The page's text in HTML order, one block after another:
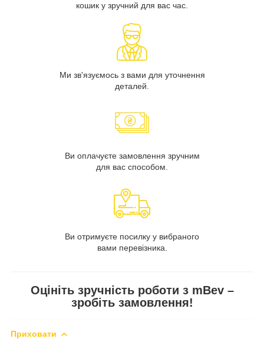
кошик у зручний для вас час.
Ми зв'язуємось з вами для уточнення
деталей.
Ви оплачуєте замовлення зручним
для вас способом.
Ви отримуєте посилку у вибраного
вами перевізника.
Оцініть зручність роботи з mBev –
зробіть замовлення!
Приховати